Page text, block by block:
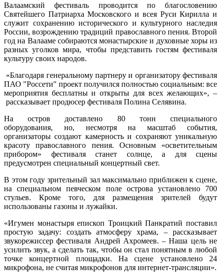
Валаамский фестиваль проводится по благословению
Святейшего Патриарха Московского и всея Руси Кирилла и
служит сохранению исторического и культурного наследия
России, возрождению традиций православного пения. Второй
год на Валааме собираются монастырские и духовные хоры из
разных уголков мира, чтобы представить гостям фестиваля
культуру своих народов.
«Благодаря генеральному партнеру и организатору фестиваля
ПАО "Россети" проект получился полностью социальным: все
мероприятия бесплатны и открыты для всех желающих», –
рассказывает продюсер фестиваля Полина Селявина.
На остров доставлено 80 тонн специального
оборудования, но, несмотря на масштаб события,
организаторы создают камерность и сохраняют уникальную
красоту православного пения. Основным «осветительным
прибором» фестиваля станет солнце, а для сцены
предусмотрен специальный концертный свет.
В этом году зрительный зал максимально приближен к сцене,
на специальном певческом поле острова установлено 700
стульев. Кроме того, для размещения зрителей будут
использованы газоны и лужайки.
«Игумен монастыря епископ Троицкий Панкратий поставил
простую задачу: создать атмосферу храма, – рассказывает
звукорежиссер фестиваля Андрей Ахромеев. – Наша цель не
усилить звук, а сделать так, чтобы он стал понятным в любой
точке концертной площадки. На сцене установлено 24
микрофона, не считая микрофонов для интернет-трансляции».